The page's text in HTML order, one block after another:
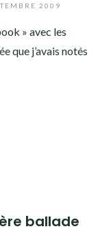
2009
» avec les
que j’avais notés
ballade